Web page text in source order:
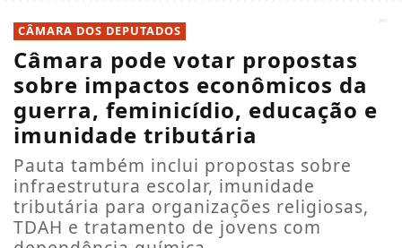
CÂMARA DOS DEPUTADOS
Câmara pode votar propostas
sobre impactos econômicos da
guerra, feminicídio, educação e
imunidade tributária
Pauta também inclui propostas sobre
infraestrutura escolar, imunidade
tributária para organizações religiosas,
TDAH e tratamento de jovens com